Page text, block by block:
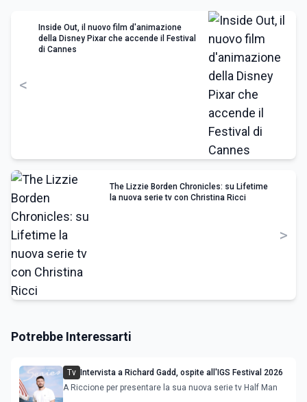
<
Inside Out, il nuovo film d'animazione
della Disney Pixar che accende il Festival
di Cannes
The Lizzie Borden Chronicles: su Lifetime
la nuova serie tv con Christina Ricci
>
Potrebbe Interessarti
Tv
Intervista a Richard Gadd, ospite all'IGS Festival 2026
A Riccione per presentare la sua nuova serie tv Half Man